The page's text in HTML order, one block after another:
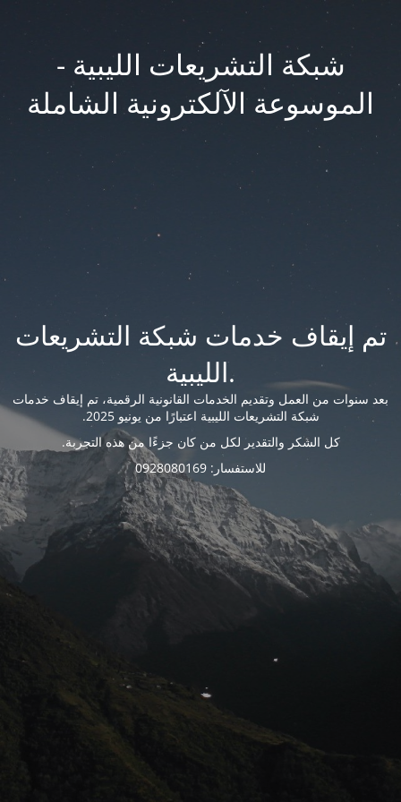
شبكة التشريعات الليبية -
الموسوعة الآلكترونية الشاملة
تم إيقاف خدمات شبكة التشريعات
الليبية.
بعد سنوات من العمل وتقديم الخدمات القانونية الرقمية، تم إيقاف خدمات
شبكة التشريعات الليبية اعتبارًا من يونيو 2025.
كل الشكر والتقدير لكل من كان جزءًا من هذه التجربة.
للاستفسار: 0928080169